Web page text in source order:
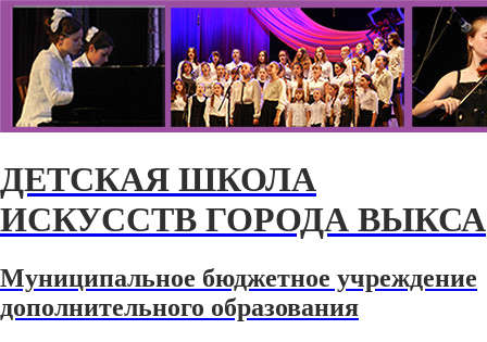
ДЕТСКАЯ ШКОЛА
ИСКУССТВ ГОРОДА ВЫКСА
Муниципальное бюджетное учреждение
дополнительного образования